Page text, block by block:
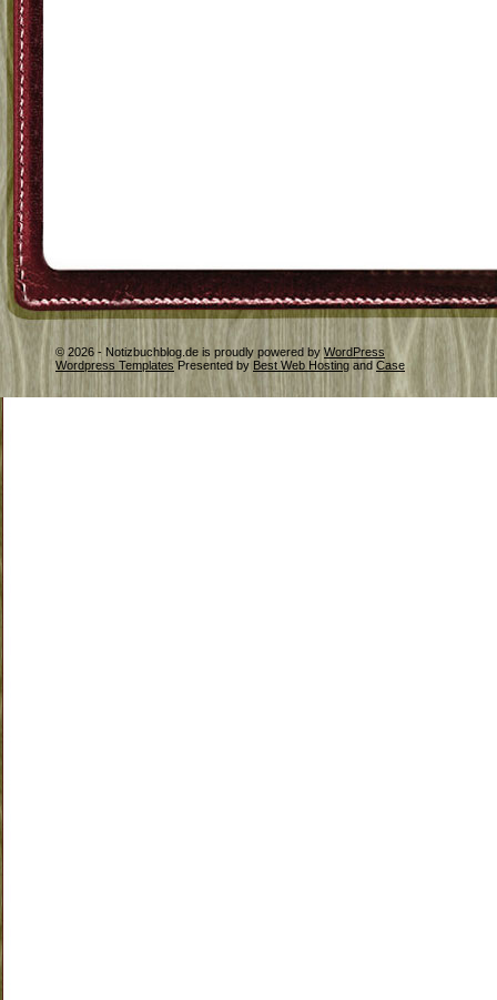
© 2026 - Notizbuchblog.de is proudly powered by WordPress
Wordpress Templates Presented by Best Web Hosting and Case